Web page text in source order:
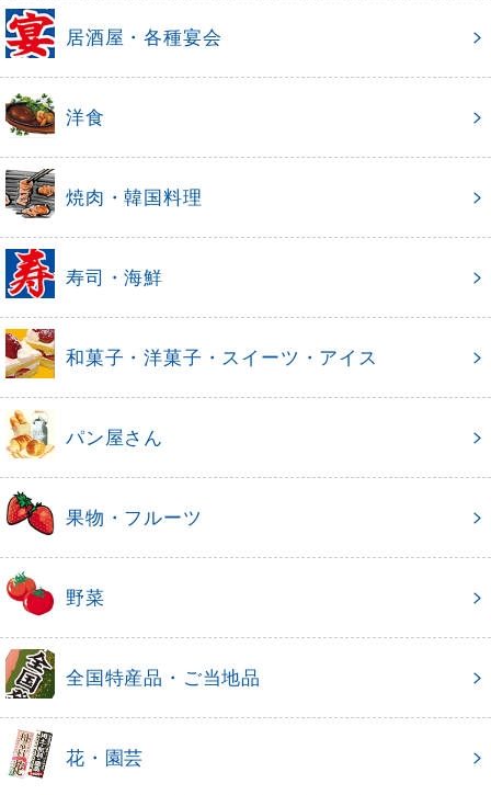
居酒屋・各種宴会
洋食
焼肉・韓国料理
寿司・海鮮
和菓子・洋菓子・スイーツ・アイス
パン屋さん
果物・フルーツ
野菜
全国特産品・ご当地品
花・園芸